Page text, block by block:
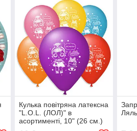
Кулька повітряна латексна
"L.O.L. (ЛОЛ)" в
асортименті, 10" (26 см.)